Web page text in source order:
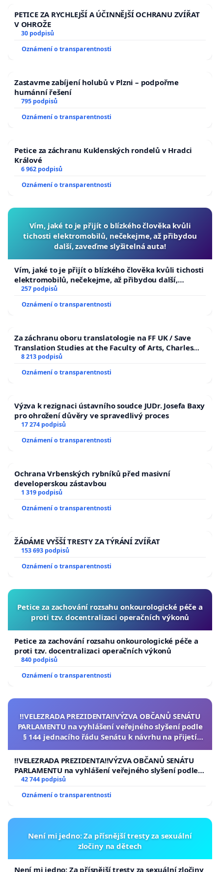
PETICE ZA RYCHLEJŠÍ A ÚČINNĚJŠÍ OCHRANU ZVÍŘAT
V OHROŽE
30 podpisů
Oznámení o transparentnosti
Zastavme zabíjení holubů v Plzni – podpořme
humánní řešení
795 podpisů
Oznámení o transparentnosti
Petice za záchranu Kuklenských rondelů v Hradci
Králové
6 962 podpisů
Oznámení o transparentnosti
Vím, jaké to je přijít o blízkého člověka kvůli
tichosti elektromobilů, nečekejme, až přibydou
další, zaveďme slyšitelná auta!
Vím, jaké to je přijít o blízkého člověka kvůli tichosti
elektromobilů, nečekejme, až přibydou další,
zaveďme slyšitelná auta!
257 podpisů
Oznámení o transparentnosti
Za záchranu oboru translatologie na FF UK / Save
Translation Studies at the Faculty of Arts, Charles
University
8 213 podpisů
Oznámení o transparentnosti
Výzva k rezignaci ústavního soudce JUDr. Josefa Baxy
pro ohrožení důvěry ve spravedlivý proces
17 274 podpisů
Oznámení o transparentnosti
Ochrana Vrbenských rybníků před masivní
developerskou zástavbou
1 319 podpisů
Oznámení o transparentnosti
ŽÁDÁME VYŠŠÍ TRESTY ZA TÝRÁNÍ ZVÍŘAT
153 693 podpisů
Oznámení o transparentnosti
Petice za zachování rozsahu onkourologické péče a
proti tzv. docentralizaci operačních výkonů
Petice za zachování rozsahu onkourologické péče a
proti tzv. docentralizaci operačních výkonů
840 podpisů
Oznámení o transparentnosti
‼️VELEZRADA PREZIDENTA‼️VÝZVA OBČANŮ SENÁTU
PARLAMENTU na vyhlášení veřejného slyšení podle
§ 144 jednacího řádu Senátu k návrhu na přijetí
republiky
‼️VELEZRADA PREZIDENTA‼️VÝZVA OBČANŮ SENÁTU
PARLAMENTU na vyhlášení veřejného slyšení podle §
144 jednacího řádu Senátu k návrhu na přijetí
republiky
42 744 podpisů
Oznámení o transparentnosti
Není mi jedno: Za přísnější tresty za sexuální
zločiny na dětech
Není mi jedno: Za přísnější tresty za sexuální zločiny